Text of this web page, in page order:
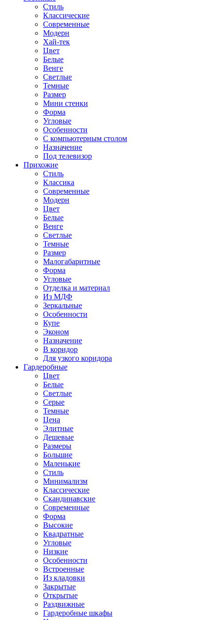
Стиль
Классические
Современные
Модерн
Хай-тек
Цвет
Белые
Венге
Светлые
Темные
Размер
Мини стенки
Форма
Угловые
Особенности
С компьютерным столом
Назначение
Под телевизор
Прихожие
Стиль
Классика
Современные
Модерн
Цвет
Белые
Венге
Светлые
Темные
Размер
Малогабаритные
Форма
Угловые
Отделка и материал
Из МДФ
Зеркальные
Особенности
Купе
Эконом
Назначение
В коридор
Для узкого коридора
Гардеробные
Цвет
Белые
Светлые
Серые
Темные
Цена
Элитные
Дешевые
Размеры
Большие
Маленькие
Стиль
Минимализм
Классические
Скандинавские
Современные
Форма
Высокие
Квадратные
Угловые
Низкие
Особенности
Встроенные
Из кладовки
Закрытые
Открытые
Раздвижные
Гардеробные шкафы